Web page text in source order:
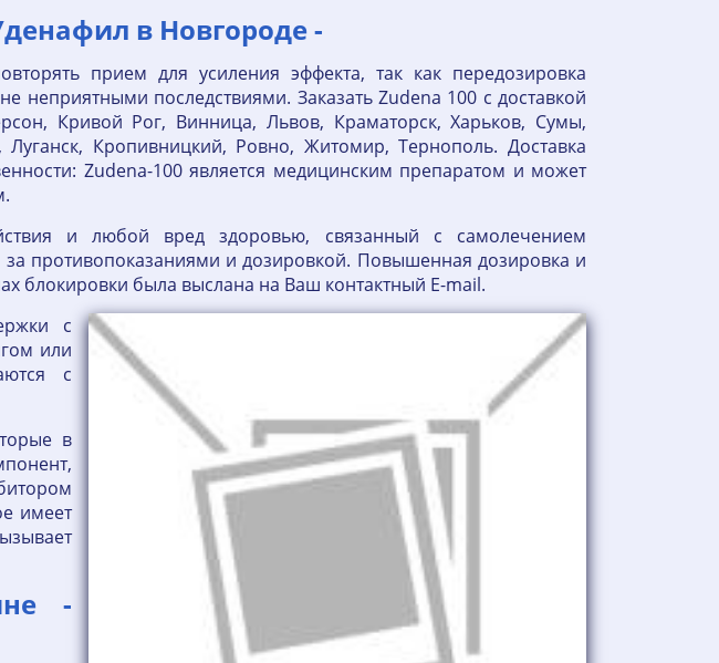
в Новгороде -
прием для усиления эффекта, так как передозировка
неприятными последствиями. Заказать Zudena 100 с доставкой
Кривой Рог, Винница, Львов, Краматорск, Харьков, Сумы,
Кропивницкий, Ровно, Житомир, Тернополь. Доставка
Zudena-100 является медицинским препаратом и может
и любой вред здоровью, связанный с самолечением
противопоказаниями и дозировкой. Повышенная дозировка и
была выслана на Ваш контактный E-mail.
с
или
с
в
имеет
-